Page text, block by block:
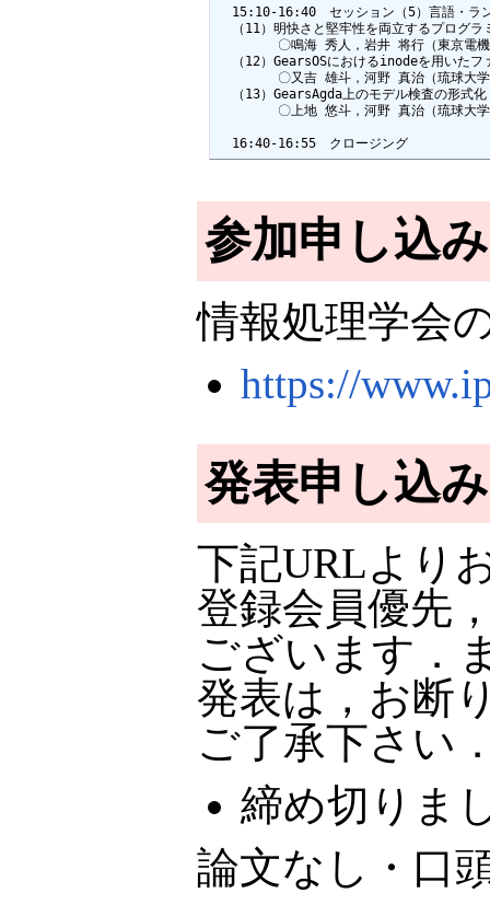
15:10-16:40　セッション（5）言語・ラ
（11）明快さと堅牢性を両立するプログ
〇鳴海 秀人，岩井 将行（東京電
（12）GearsOSにおけるinodeを用いたフ
〇又吉 雄斗，河野 真治（琉球大
  （13）GearsAgda上のモデル検査の形式化
〇上地 悠斗，河野 真治（琉球大
  16:40-16:55　クロージング
参加申し込み
情報処理学会
https://
発表申し込み
下記URLより
登録会員優先
ございます．
発表は，お断
ご了承下さい
締め切りま
論文なし・口